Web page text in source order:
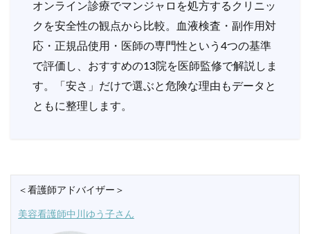
オンライン診療でマンジャロを処方するクリニッ
クを安全性の観点から比較。血液検査・副作用対
応・正規品使用・医師の専門性という4つの基準
で評価し、おすすめの13院を医師監修で解説しま
す。「安さ」だけで選ぶと危険な理由もデータと
ともに整理します。
＜看護師アドバイザー＞
美容看護師中川ゆう子さん